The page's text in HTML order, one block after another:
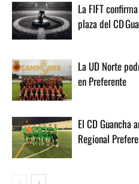
La FIFT
plaza del CD
La UD Norte
en Preferente
El CD Guancha
Regional